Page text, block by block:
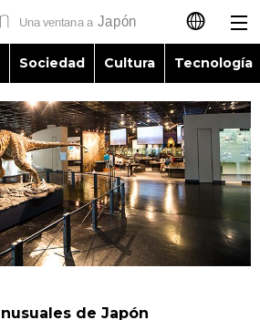
日本語
English
简体字
繁體字
Français
Sociedad Cultura Tecnología
de Japón